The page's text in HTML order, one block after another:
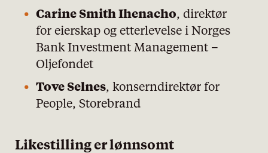
Carine Smith Ihenacho, direktør
for eierskap og etterlevelse i Norges
Bank Investment Management –
Oljefondet
Tove Selnes, konserndirektør for
People, Storebrand
Likestilling er lønnsomt